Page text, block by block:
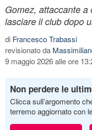
Gomez, attaccante
lasciare il club dopo
di Francesco Trabassi
revisionato da
9 maggio 2026 alle ore
Non perdere le
Clicca sull’argomento
terremo aggiornato con